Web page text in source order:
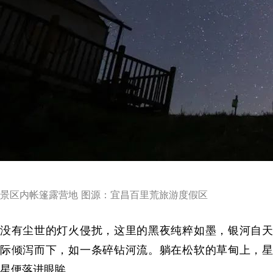
景区内帐篷露营地 图源：宜昌百里荒旅游度假区
没有尘世的灯火侵扰，这里的黑夜纯粹如墨，银河自天
际倾泻而下，如一条碎钻河流。躺在松软的草甸上，星
星便落进眼眸。